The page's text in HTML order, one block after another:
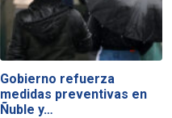
Gobierno refuerza
medidas preventivas en
Ñuble y…